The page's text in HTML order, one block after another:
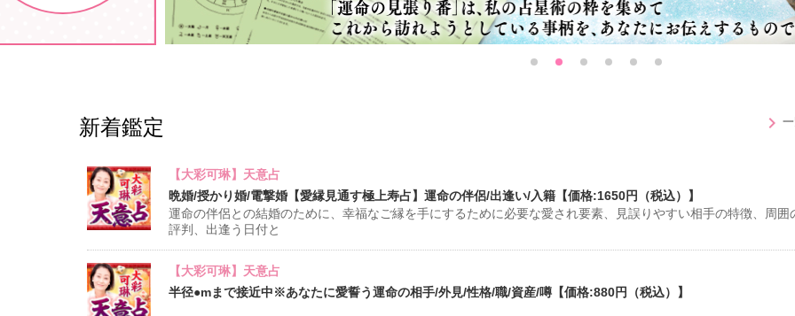
新着鑑定 chevron_right
【大彩可琳】天意占
晩婚/授かり婚/電撃婚【愛縁見通す極上寿占】運命の伴侶/出逢い/入籍【価格:1650円（税込）】
運命の伴侶との結婚のために、幸福なご縁を手にするために必要な愛され要素、見誤りやすい相手の特徴、周囲
評判、出逢う日付と
【大彩可琳】天意占
半径●mまで接近中※あなたに愛誓う運命の相手/外見/性格/職/資産/噂【価格:880円（税込）】